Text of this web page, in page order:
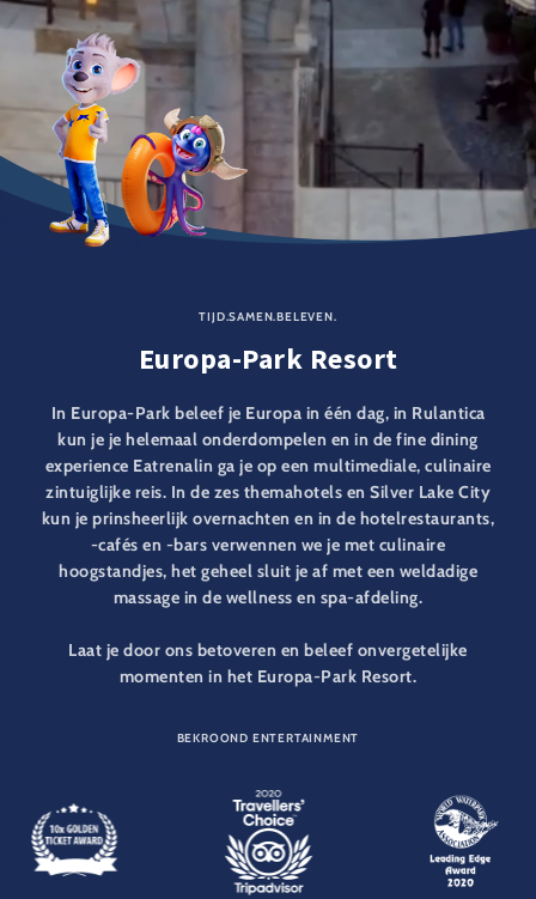
TIJD.SAMEN.BELEVEN.
Europa-Park Resort
In Europa-Park beleef je Europa in één dag, in Rulantica
kun je je helemaal onderdompelen en in de fine dining
experience Eatrenalin ga je op een multimediale, culinaire
zintuiglijke reis. In de zes themahotels en Silver Lake City
kun je prinsheerlijk overnachten en in de hotelrestaurants,
-cafés en -bars verwennen we je met culinaire
hoogstandjes, het geheel sluit je af met een weldadige
massage in de wellness en spa-afdeling.
Laat je door ons betoveren en beleef onvergetelijke
momenten in het Europa-Park Resort.
BEKROOND ENTERTAINMENT